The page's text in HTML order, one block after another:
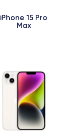
iPhone 15 Pro
Max